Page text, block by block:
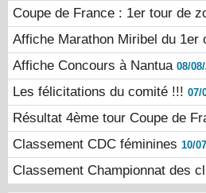
Coupe de France : 1er tour de
Affiche Marathon Miribel du 1er
Affiche Concours à Nantua 08/
Les félicitations du comité !!! 07/
Résultat 4ème tour Coupe de
Classement CDC féminines 10/
Classement Championnat des